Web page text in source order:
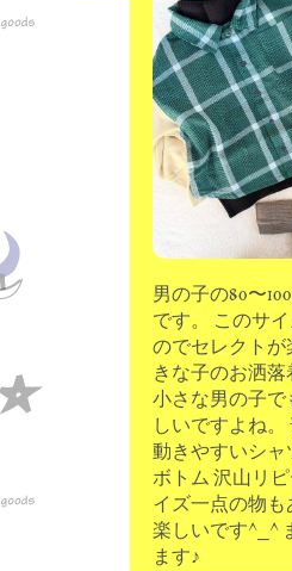
moon chip trip
my account
Store
minna kitchen
contact
男の子の80〜
です。 このサ
のでセレクト
きな子のお洒落
小さな男の子
しいですよね
動きやすいシャ
ボトム 沢山リ
イズ一点の物
楽しいです^_^
ます♪